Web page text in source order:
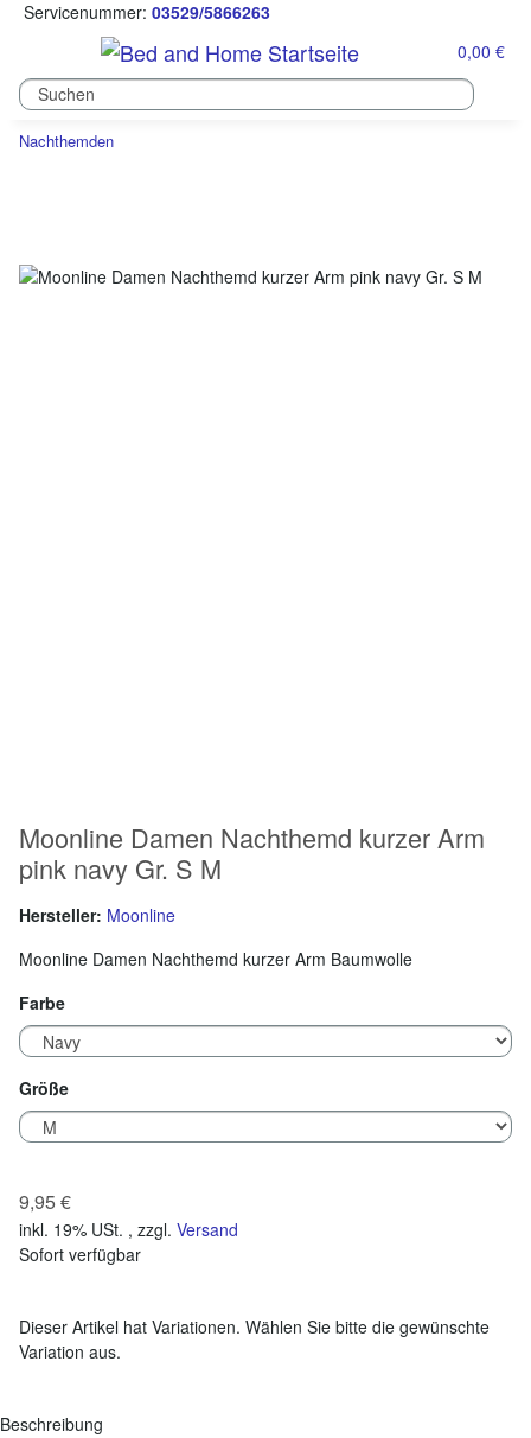
Servicenummer: 03529/5866263
0,00 €
Nachthemden
Moonline Damen Nachthemd kurzer Arm
pink navy Gr. S M
Hersteller: Moonline
Moonline Damen Nachthemd kurzer Arm Baumwolle
Farbe
Größe
9,95 €
inkl. 19% USt. , zzgl. Versand
Sofort verfügbar
x
Dieser Artikel hat Variationen. Wählen Sie bitte die gewünschte
Variation aus.
Beschreibung